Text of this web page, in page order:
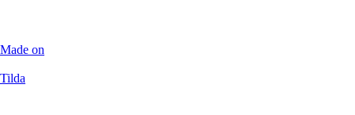
Made on
Tilda